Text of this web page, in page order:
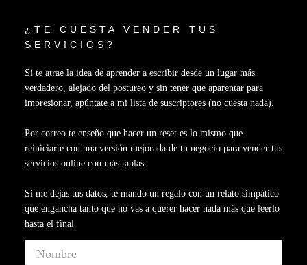
¿TE CUESTA VENDER TUS
SERVICIOS?
Si te atrae la idea de aprender a escribir desde un lugar más
verdadero, alejado del postureo y sin tener que aparentar para
impresionar, apúntate a mi lista de suscriptores (no cuesta nada).
Por correo te enseño que hacer un reset es lo mismo que
reiniciarte con una versión mejorada de tu negocio para vender tus
servicios online con más tablas.
Si me dejas tus datos, te mando un regalo con un relato simpático
que engancha tanto que no vas a querer hacer nada más que leerlo
hasta el final.